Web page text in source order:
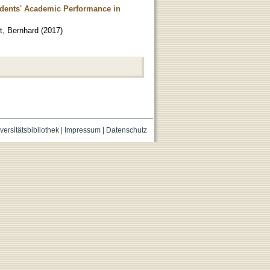
Academic Performance in
Bernhard (2017)
| Impressum| Datenschutz